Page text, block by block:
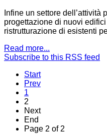
Infine un settore
progettazione di nuovi
ristrutturazione di esistenti
Read more...
Subscribe to this RSS feed
Start
Prev
1
2
Next
End
Page 2 of 2